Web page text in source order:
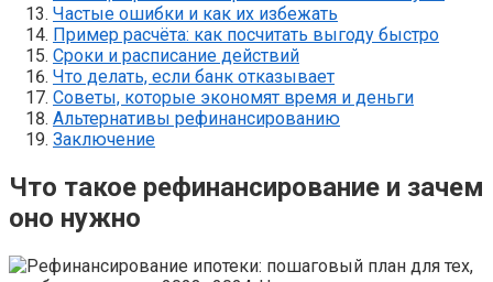
Частые ошибки и как их избежать
Пример расчёта: как посчитать выгоду быстро
Сроки и расписание действий
Что делать, если банк отказывает
Советы, которые экономят время и деньги
Альтернативы рефинансированию
Заключение
Что такое рефинансирование и зачем
оно нужно